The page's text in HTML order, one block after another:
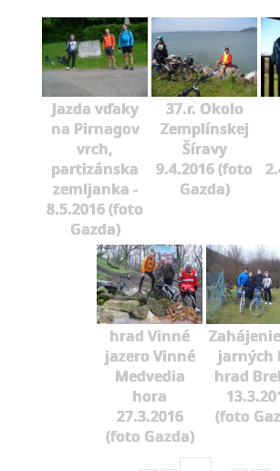
Jazda vďaky
na Pirnagov
vrch,
partizánska
zemljanka -
8.5.2016 (foto
Gazda)
37.r. Okolo
Zemplínskej
Šíravy
9.4.2016 (foto
Gazda)
hrad Vinné
jazero Vinné
Medvedia
hora
27.3.2016
(foto Gazda)
jarných
hrad
(foto